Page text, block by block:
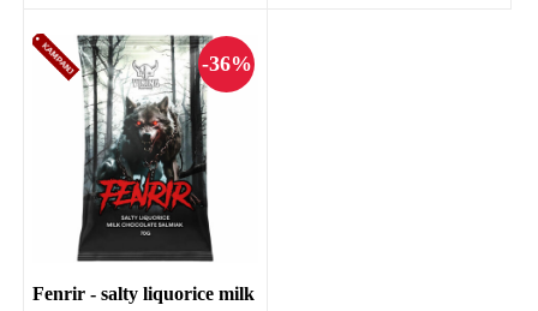
Fenrir - salty liquorice milk